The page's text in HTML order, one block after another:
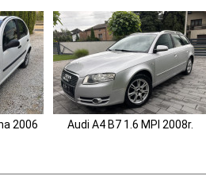
2006 Audi A4 B7 1.6 MPI 2008r.